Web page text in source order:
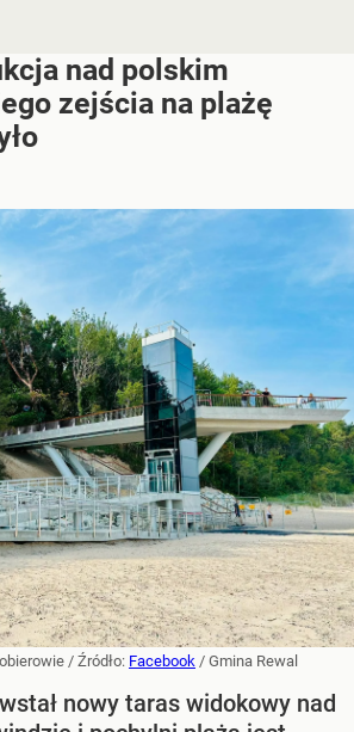
nad polskim
zejścia na plażę
/ Źródło: Facebook / Gmina Rewal
nowy taras widokowy nad